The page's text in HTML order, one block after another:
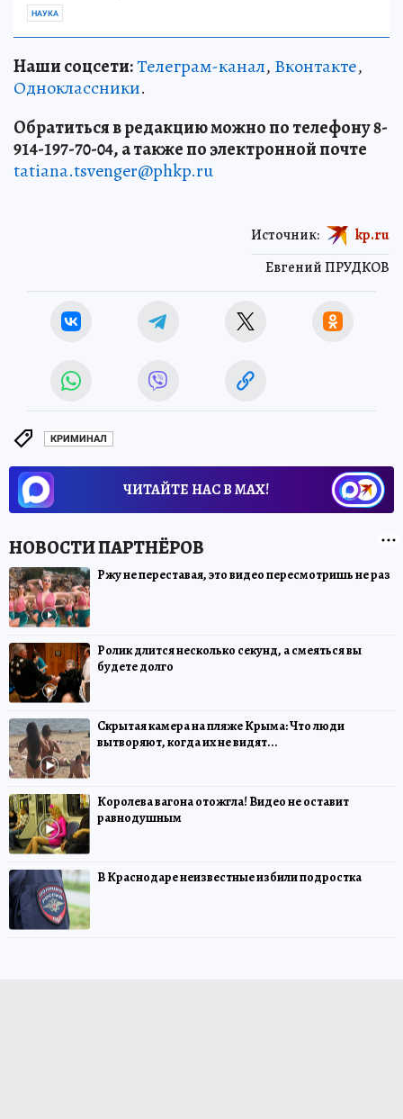
НАУКА
Наши соцсети:Телеграм-канал, Вконтакте,
Одноклассники.
Обратиться в редакцию можно по телефону 8-
914-197-70-04, а также по электронной почте
tatiana.tsvenger@phkp.ru
Евгений ПРУДКОВ
Источник: kp.ru
КРИМИНАЛ
ЧИТАЙТЕ НАС В МАХ!
Ржу не переставая, это видео пересмотришь не раз
Ролик длится несколько секунд, а смеяться вы
будете долго
Скрытая камера на пляже Крыма: Что люди
вытворяют, когда их не видят...
Королева вагона отожгла! Видео не оставит
равнодушным
В Краснодаре неизвестные избили подростка